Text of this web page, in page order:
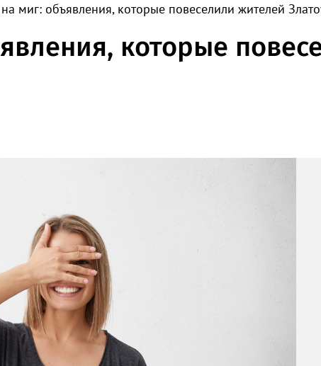
миг: объявления, которые повеселили жителей
которые